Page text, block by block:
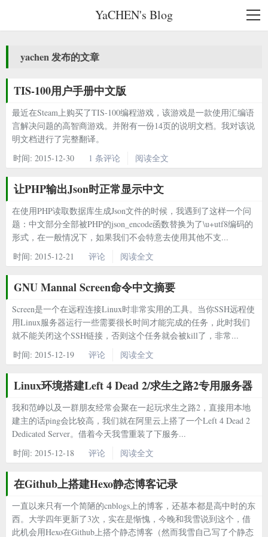
YaCHEN's Blog
yachen 发布的文章
TIS-100用户手册中文版
最近在Steam上购买了TIS-100编程游戏，该游戏是一款使用汇编语
言解决问题的高智商游戏。并附有一份14页的说明文档。我对该说
明文档进行了完整翻译。
时间: 2015-12-30 1 条评论 阅读全文
让PHP输出Json时正常显示中文
在使用PHP读取数据库生成Json文件的时候，我遇到了这样一个问
题：中文部分全部被PHP的json_encode函数替换为了\u+utf8编码的
形式，在一般情况下，如果我们不会特意去使用其他不支...
时间: 2015-12-21 评论 阅读全文
GNU Mannal Screen命令中文摘要
Screen是一个在远程连接Linux时非常实用的工具。当你SSH远程使
用Linux服务器运行一些需要很长时间才能完成的任务，此时我们
就不能关闭这个SSH链接，否则这个任务就会被kill了，非常...
时间: 2015-12-19 评论 阅读全文
Linux环境搭建Left 4 Dead 2/求生之路2专用服务器
我和范峥以及一群朋友经常会聚在一起玩求生之路2，直接用本地
建主的话ping会比较高，我们就在阿里云上搭了一个Left 4 Dead 2
Dedicated Server。借着今天我雪重装了下服务...
时间: 2015-12-18 评论 阅读全文
在Github上搭建Hexo静态博客记录
一直以来只有一个简陋的cnblogs上的博客，还基本都是高中时的东
西。大学四年更新了3次，实在是惭愧，今晚和我雪说到这个，借
此机会用Hexo在Github上搭个静态博客（然而我雪自己写了个静态